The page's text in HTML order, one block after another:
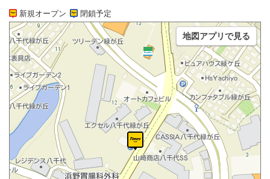
新規オープン 閉鎖予定
地図アプリで見る